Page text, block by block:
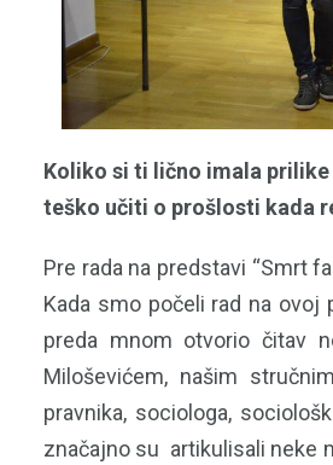
Koliko si ti lično imala
teško učiti o prošlosti kada
Pre rada na predstavi “Smrt
Kada smo počeli rad na ovoj
preda mnom otvorio čitav
Miloševićem, našim
pravnika, sociologa,
značajno su artikulisali neke